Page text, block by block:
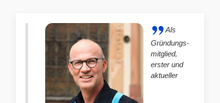
Als
Gründungs-
mitglied,
erster und
aktueller